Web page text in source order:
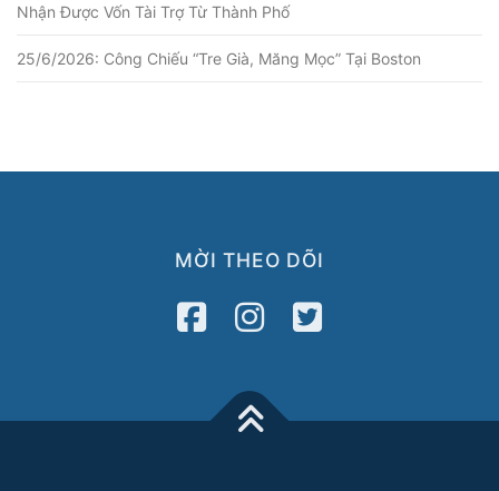
Nhận Được Vốn Tài Trợ Từ Thành Phố
25/6/2026: Công Chiếu “Tre Già, Măng Mọc” Tại Boston
MỜI THEO DÕI